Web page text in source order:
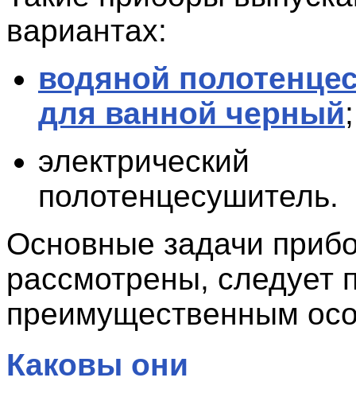
вариантах:
водяной
для ванной черный;
электрический
полотенцесушитель.
Основные задачи
рассмотрены, следует
преимущественным
Каковы они